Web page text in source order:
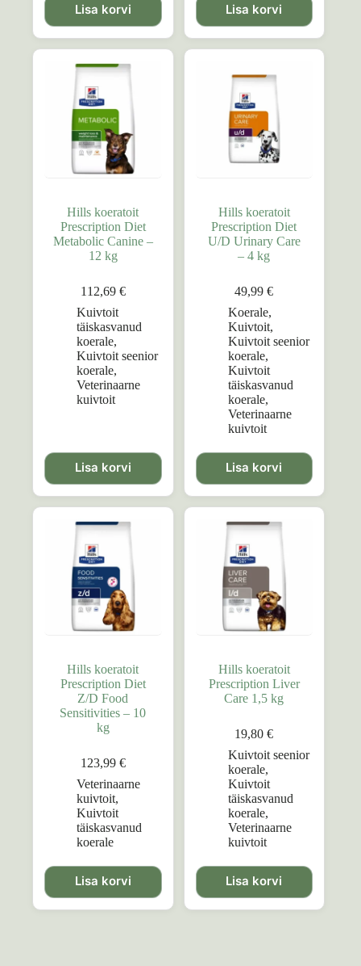
Lisa korvi Lisa korvi
Hills koeratoit
Prescription Diet
Metabolic Canine –
12 kg
112,69 €
Kuivtoit
täiskasvanud
koerale,
Kuivtoit seenior
koerale,
Veterinaarne
kuivtoit
Lisa korvi
Hills koeratoit
Prescription Diet
U/D Urinary Care
– 4 kg
49,99€
Koerale,
Kuivtoit,
Kuivtoit seenior
koerale,
Kuivtoit
täiskasvanud
koerale,
Veterinaarne
kuivtoit
Lisa korvi
Hills koeratoit
Prescription Diet
Z/D Food
Sensitivities – 10
kg
123,99 €
Veterinaarne
kuivtoit,
Kuivtoit
täiskasvanud
koerale
Lisa korvi
Hills koeratoit
Prescription Liver
Care 1,5 kg
19,80€
Kuivtoit seenior
koerale,
Kuivtoit
täiskasvanud
koerale,
Veterinaarne
kuivtoit
Lisa korvi